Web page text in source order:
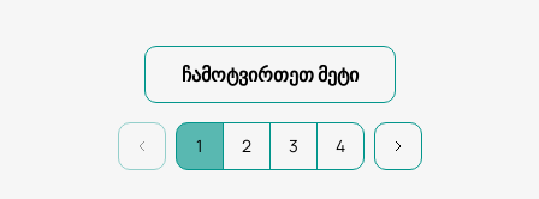
ჩამოტვირთეთ მეტი
1 2 3 4